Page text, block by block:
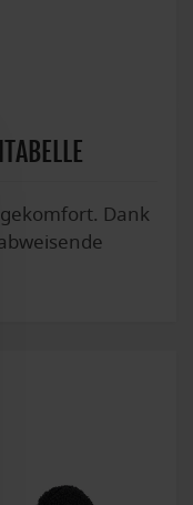
Dank